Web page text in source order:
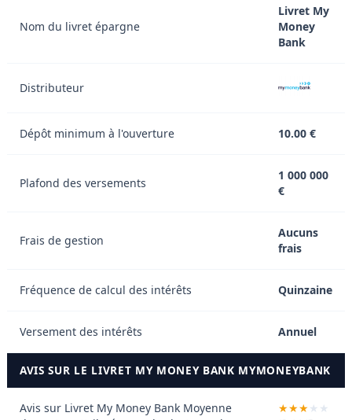
Nom du livret épargne
Livret My
Money
Bank
Distributeur
Dépôt minimum à l'ouverture 10.00 €
Plafond des versements
1 000 000
€
Frais de gestion
Aucuns
frais
Fréquence de calcul des intérêts Quinzaine
Versement des intérêts Annuel
AVIS SUR LE LIVRET MY MONEY BANK MYMONEYBANK
Avis sur Livret My Money Bank Moyenne